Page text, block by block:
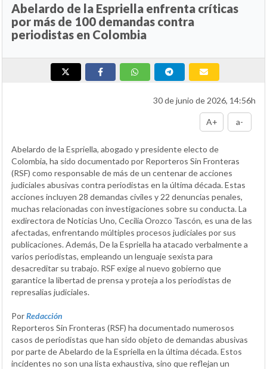
Abelardo de la Espriella enfrenta críticas
por más de 100 demandas contra
periodistas en Colombia
30 de junio de 2026, 14:56h
A+ a-
Abelardo de la Espriella, abogado y presidente electo de
Colombia, ha sido documentado por Reporteros Sin Fronteras
(RSF) como responsable de más de un centenar de acciones
judiciales abusivas contra periodistas en la última década. Estas
acciones incluyen 28 demandas civiles y 22 denuncias penales,
muchas relacionadas con investigaciones sobre su conducta. La
exdirectora de Noticias Uno, Cecilia Orozco Tascón, es una de las
afectadas, enfrentando múltiples procesos judiciales por sus
publicaciones. Además, De la Espriella ha atacado verbalmente a
varios periodistas, empleando un lenguaje sexista para
desacreditar su trabajo. RSF exige al nuevo gobierno que
garantice la libertad de prensa y proteja a los periodistas de
represalias judiciales.
PorRedacción
Reporteros Sin Fronteras (RSF) ha documentado numerosos
casos de periodistas que han sido objeto de demandas abusivas
por parte de Abelardo de la Espriella en la última década. Estos
incidentes no son una lista exhaustiva, sino que reflejan un